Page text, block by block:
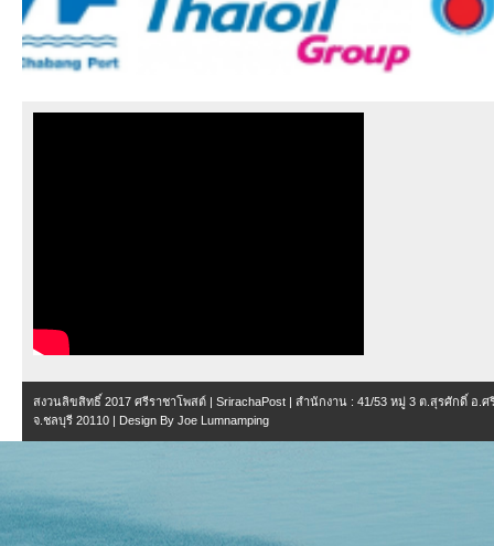
สงวนลิขสิทธิ์ 2017 ศรีราชาโพสต์ | SrirachaPost | สำนักงาน : 41/53 หมู่ 3 ต.สุรศักดิ์ อ.ศ
จ.ชลบุรี 20110 | Design By Joe Lumnamping